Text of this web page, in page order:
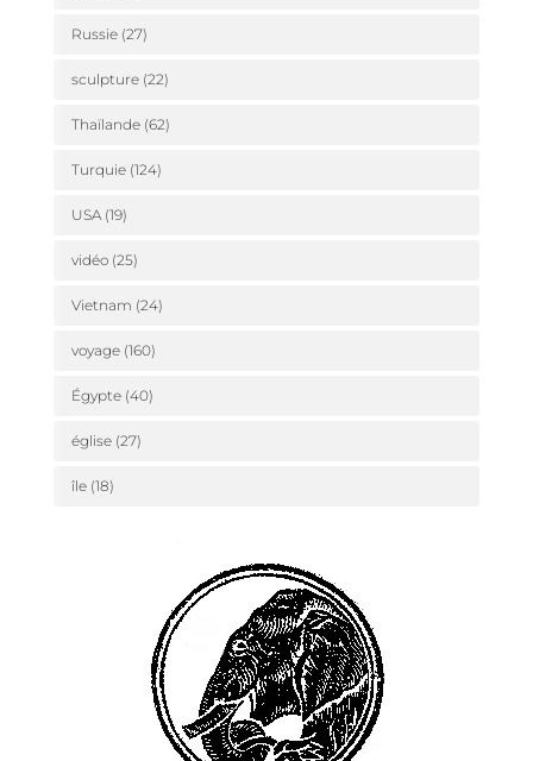
Russie(27)
sculpture(22)
Thaïlande(62)
Turquie(124)
USA(19)
vidéo(25)
Vietnam (24)
voyage(160)
Égypte(40)
église(27)
île(18)